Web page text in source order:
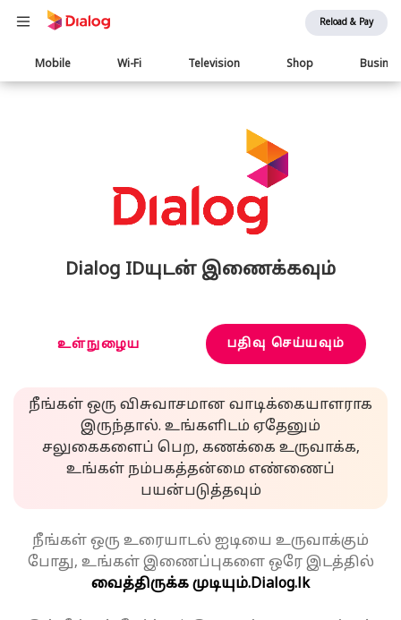
Reload & Pay
Main
navigation
Mobile Wi-Fi Television Shop
Dialog IDயுடன் இணைக்கவும்
உள்நுழைய பதிவு செய்யவும்
நீங்கள் ஒரு விசுவாசமான வாடிக்கையாளராக
இருந்தால். உங்களிடம் ஏதேனும்
சலுகைகளைப் பெற, கணக்கை உருவாக்க,
உங்கள் நம்பகத்தன்மை எண்ணைப்
பயன்படுத்தவும்
நீங்கள் ஒரு உரையாடல் ஐடியை உருவாக்கும்
போது, உங்கள் இணைப்புகளை ஒரே இடத்தில்
வைத்திருக்க முடியும்.Dialog.lk